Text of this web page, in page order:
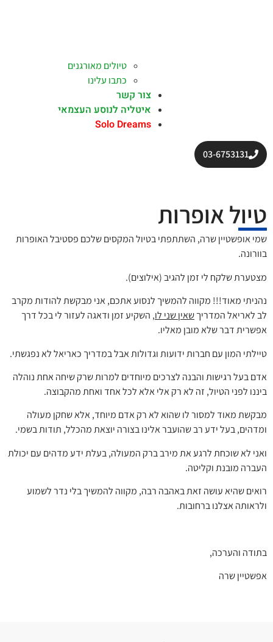
03-6753131
טיולים מאורגנים
כתבו עלינו
צור קשר
איטליה לנוסע העצמאי
Solo Dreams
טיול אופרות
שמי אופשטיין שרה, השתתפתי בטיול המקסים שלכם פסטיבל האופרות
בוורונה.
מצטערת שלקח לי זמן להגיב (אילוצים).
נהניתי מאוד!!! מקווה להמשיך לנסוע אתכם, אני מבקשת להודות מקרב
לב לאריאל המדריךשאין שני לו, השקיע זמן ודאגה לעזור לי בכל דרך
אפשרית דבר שלא מובן מאליו.
טיילתי המון עם חברות ידועות וגדולות אבל במדריך כאריאל לא נפגשתי.
אדם בעל רגישות והבנה לצרכים מיוחדים למרות שרק שיחה אחת נוהלה
ביננו לפני הטיול, זה לא רק אלי אלא לכל אחד ואחת מהקבוצה.
מבקשת מאוד למסור לו שהוא לא רק אדם מיוחד, אלא שחקן מעולה
ומדהים, בעל ידע רב שהועבר אלינו בצורה יוצאת מהכלל, תודות בשמי.
ואני לא שוכחת לרגע את מירב ברק המעולה, בעלת ידע מדהים עם יכולת
העברה מובנת וקליטה.
רואים שהיא עושה זאת באהבה רבה, מקווה להמשיך בלי נדר לשמוע
ולראותה אצלנו ברחובות.
בתודה והערכה,
אפשטיין שרה